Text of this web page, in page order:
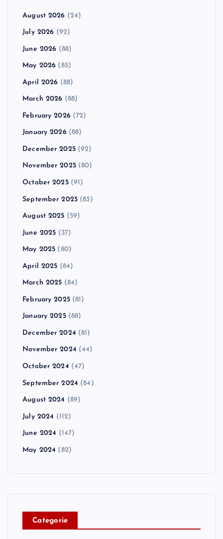
August 2026 (24)
July 2026 (92)
June 2026 (88)
May 2026 (85)
April 2026 (88)
March 2026 (88)
February 2026(72)
January 2026(88)
December 2025(92)
November 2025(80)
October 2025(91)
September 2025 (83)
August 2025 (59)
June 2025 (37)
May 2025 (80)
April 2025 (84)
March 2025 (84)
February 2025(81)
January 2025(88)
December 2024 (81)
November 2024 (44)
October 2024 (47)
September 2024 (84)
August 2024 (89)
July 2024 (112)
June 2024 (147)
May 2024 (82)
Categorie